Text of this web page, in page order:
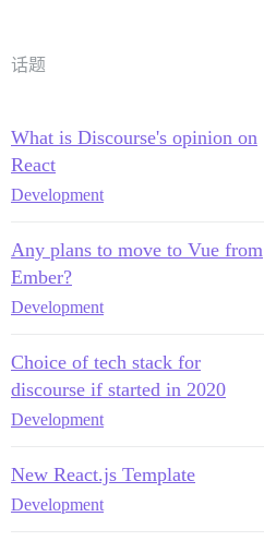
话题
What is Discourse's opinion on
React
Development
Any plans to move to Vue from
Ember?
Development
Choice of tech stack for
discourse if started in 2020
Development
New React.js Template
Development